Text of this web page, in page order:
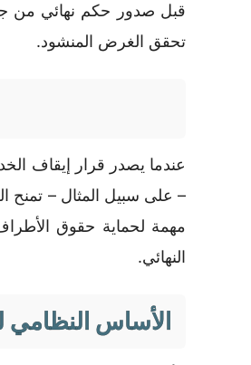
قبل صدور حكم نهائي من
تحقق الغرض المنشود.
عندما يصدر قرار إيقاف
– على سبيل المثال – تمنح
مهمة لحماية حقوق
النهائي.
الأساس النظامي